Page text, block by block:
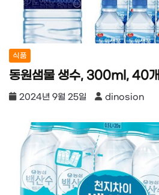
식품
동원샘물 생수, 300ml, 40개
2024년 9월 25일 dinosion